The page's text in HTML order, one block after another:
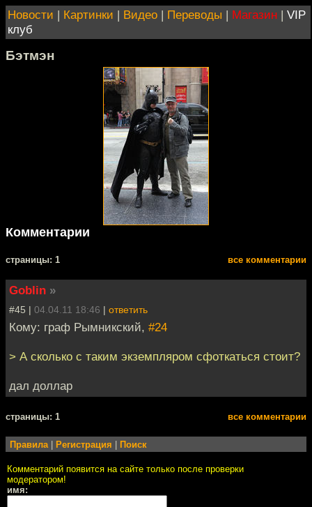
Новости | Картинки | Видео | Переводы | Магазин | VIP
клуб
Бэтмэн
Комментарии
cтраницы: 1 все комментарии
Goblin »
#45 | 04.04.11 18:46 | ответить
Кому: граф Рымникский, #24
> А сколько с таким экземпляром сфоткаться стоит?
дал доллар
cтраницы: 1 все комментарии
Правила Регистрация Поиск
Комментарий появится на сайте только после проверки
модератором!
имя: